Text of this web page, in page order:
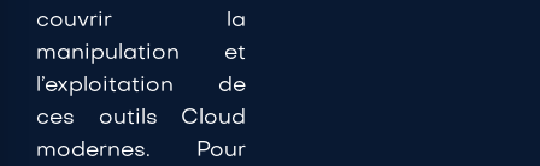
couvrir la
manipulation et
l’exploitation de
ces outils Cloud
modernes. Pour